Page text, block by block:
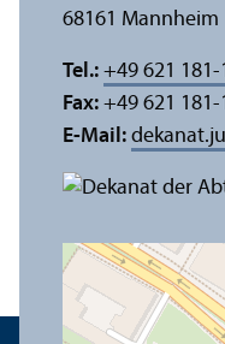
68161 Mannheim
Tel.: +49 621 181-
Fax: +49 621 181-
E-Mail: